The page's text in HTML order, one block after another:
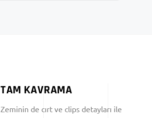
TAM KAVRAMA
Zeminin de cırt ve clips detayları ile